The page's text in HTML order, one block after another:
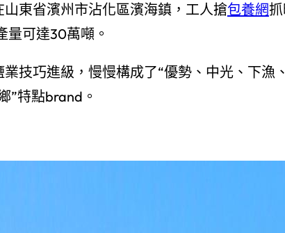
東省濱州市沾化區濱海鎮，工人搶包養網
量可達30萬噸。
技巧進級，慢慢構成了“優勢、中光、下漁
”特點brand。